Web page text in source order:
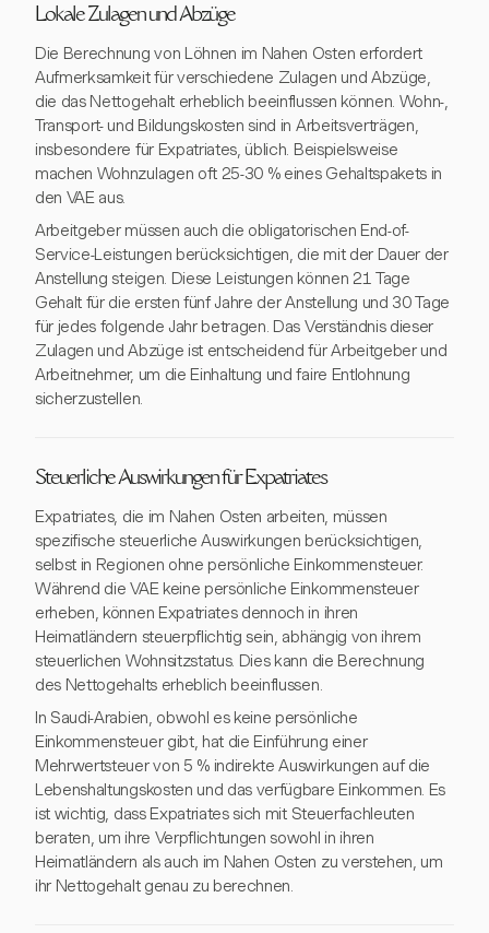
Lokale Zulagen und Abzüge
Die Berechnung von Löhnen im Nahen Osten erfordert
Aufmerksamkeit für verschiedene Zulagen und Abzüge,
die das Nettogehalt erheblich beeinflussen können. Wohn-,
Transport- und Bildungskosten sind in Arbeitsverträgen,
insbesondere für Expatriates, üblich. Beispielsweise
machen Wohnzulagen oft 25-30 % eines Gehaltspakets in
den VAE aus.
Arbeitgeber müssen auch die obligatorischen End-of-
Service-Leistungen berücksichtigen, die mit der Dauer der
Anstellung steigen. Diese Leistungen können 21 Tage
Gehalt für die ersten fünf Jahre der Anstellung und 30 Tage
für jedes folgende Jahr betragen. Das Verständnis dieser
Zulagen und Abzüge ist entscheidend für Arbeitgeber und
Arbeitnehmer, um die Einhaltung und faire Entlohnung
sicherzustellen.
Steuerliche Auswirkungen für Expatriates
Expatriates, die im Nahen Osten arbeiten, müssen
spezifische steuerliche Auswirkungen berücksichtigen,
selbst in Regionen ohne persönliche Einkommensteuer.
Während die VAE keine persönliche Einkommensteuer
erheben, können Expatriates dennoch in ihren
Heimatländern steuerpflichtig sein, abhängig von ihrem
steuerlichen Wohnsitzstatus. Dies kann die Berechnung
des Nettogehalts erheblich beeinflussen.
In Saudi-Arabien, obwohl es keine persönliche
Einkommensteuer gibt, hat die Einführung einer
Mehrwertsteuer von 5 % indirekte Auswirkungen auf die
Lebenshaltungskosten und das verfügbare Einkommen. Es
ist wichtig, dass Expatriates sich mit Steuerfachleuten
beraten, um ihre Verpflichtungen sowohl in ihren
Heimatländern als auch im Nahen Osten zu verstehen, um
ihr Nettogehalt genau zu berechnen.